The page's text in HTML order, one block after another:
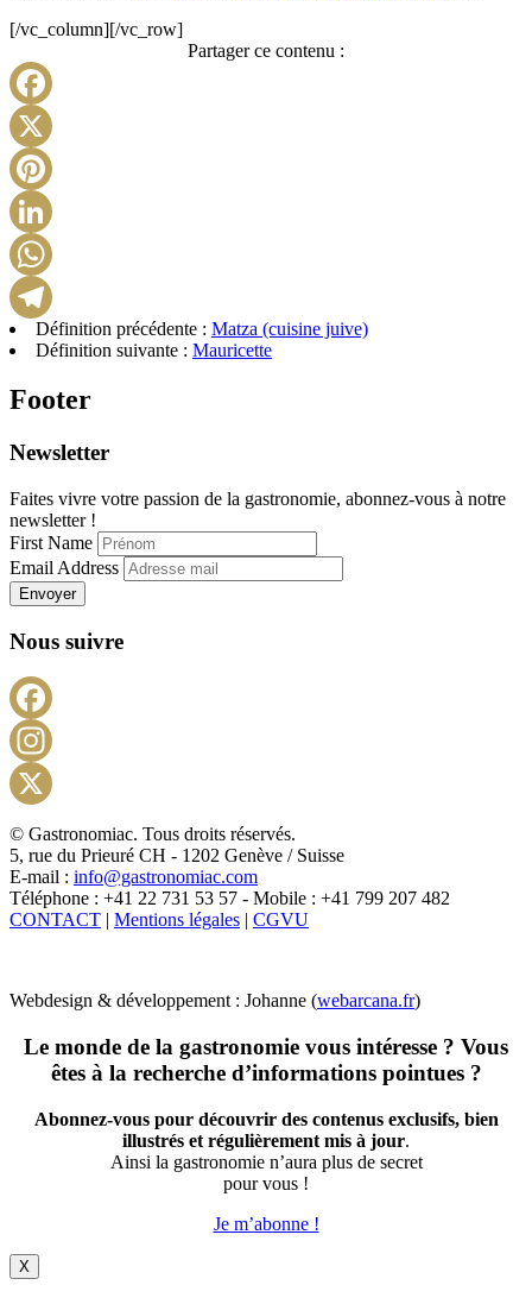
[/vc_column][/vc_row]
Partager ce contenu :
Telegram
Définition précédente : Matza (cuisine juive)
Définition suivante : Mauricette
Footer
Newsletter
Faites vivre votre passion de la gastronomie, abonnez-vous à notre
newsletter !
First Name
Email Address
Envoyer
Nous suivre
X
© Gastronomiac. Tous droits réservés.
5, rue du Prieuré CH - 1202 Genève / Suisse
E-mail : info@gastronomiac.com
Téléphone : +41 22 731 53 57 - Mobile : +41 799 207 482
CONTACT
Mentions légales CGVU
Webdesign & développement : Johanne (webarcana.fr)
Le monde de la gastronomie vous intéresse ? Vous
êtes à la recherche d’informations pointues ?
Abonnez-vous pour découvrir des contenus exclusifs, bien
illustrés et régulièrement mis à jour.
Ainsi la gastronomie n’aura plus de secret
pour vous !
Je m’abonne !
X